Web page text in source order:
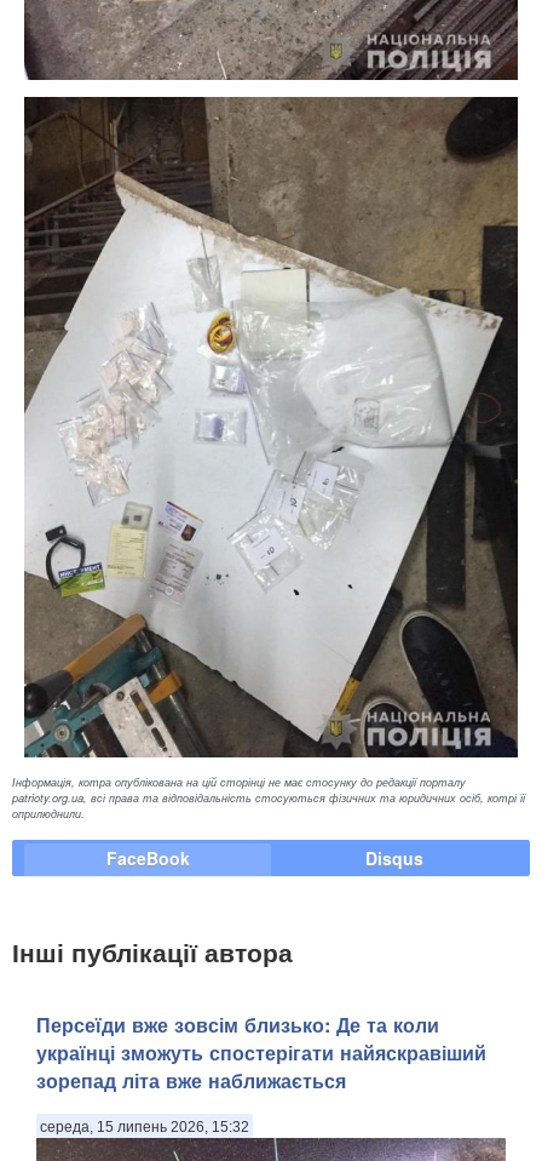
Інформація, котра опублікована на цій сторінці не має стосунку до редакції порталу
patrioty.org.ua, всі права та відповідальність стосуються фізичних та юридичних осіб, котрі її
оприлюднили.
FaceBook Disqus
Інші публікації автора
Персеїди вже зовсім близько: Де та коли
українці зможуть спостерігати найяскравіший
зорепад літа вже наближається
середа, 15 липень 2026, 15:32